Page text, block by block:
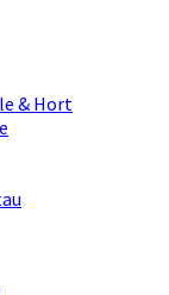
& Hort